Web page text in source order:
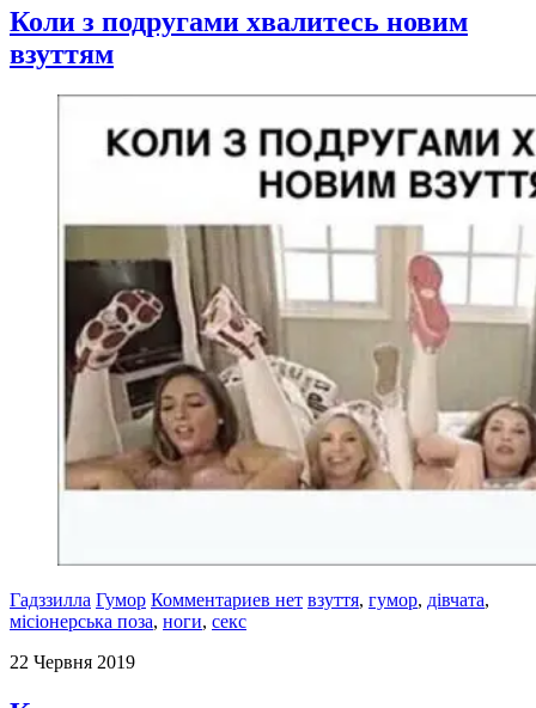
Коли з подругами хвалитесь новим
взуттям
Гадззилла Гумор Комментариев нет взуття, гумор, дівчата,
місіонерська поза, ноги, секс
22 Червня 2019